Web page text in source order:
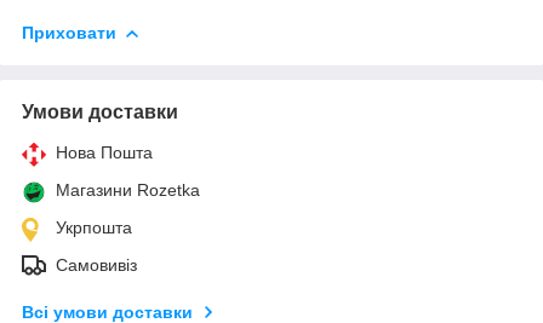
Приховати
Умови доставки
Нова Пошта
Магазини Rozetka
Укрпошта
Самовивіз
Всі умови доставки